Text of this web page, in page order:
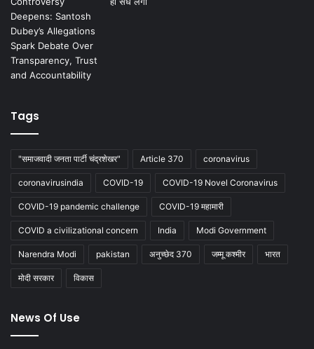
Tags
"समाजवादी जनता पार्टी चंद्रशेखर" Article 370 coronavirus
coronavirusindia COVID-19 COVID-19 Novel Coronavirus
COVID-19 pandemic challenge COVID-19 महामारी
COVID a civilizational concern India Modi Government
Narendra Modi pakistan अनुच्छेद 370 जम्मू कश्मीर भारत
मोदी सरकार विकास
News Of Use